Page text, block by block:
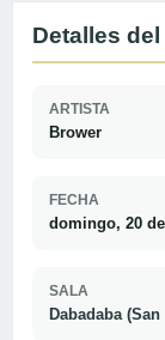
Detalles
ARTISTA
Brower
FECHA
domingo, 20
SALA
Dabadaba